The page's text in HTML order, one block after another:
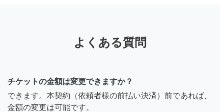
よくある質問
チケットの金額は変更できますか？
できます。本契約（依頼者様の前払い決済）前であれば、
金額の変更は可能です。